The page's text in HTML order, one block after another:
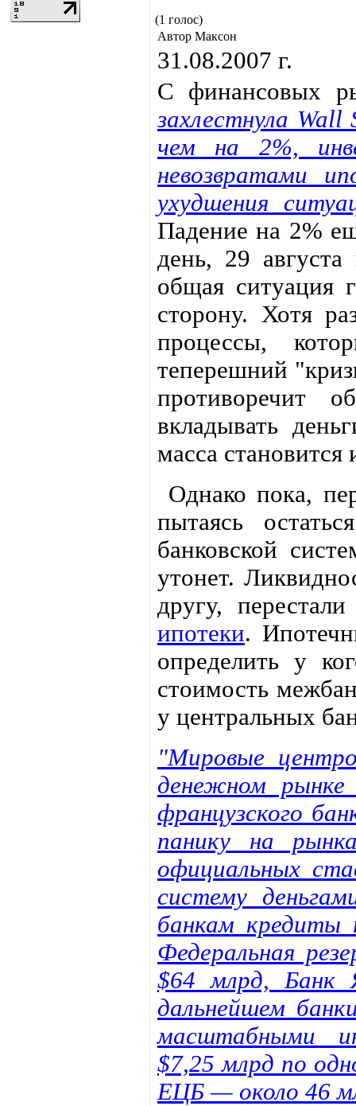
(1 голос)
Автор Максон
31.08.2007 г.
С финансовых
захлестнула Wall
чем на 2%,
невозвратами
ухудшения
Падение на 2%
день, 29
общая ситуация
сторону. Хотя
процессы,
теперешний
противоречит
вкладывать
масса становится
Однако пока,
пытаясь
банковской
утонет.
другу,
ипотеки.
определить у
стоимость
у центральных
"Мировые
денежном
французского
панику на
официальных
систему
банкам кредиты
Федеральная
$64 млрд, Банк
дальнейшем
масштабными
$7,25 млрд по
ЕЦБ — около 46